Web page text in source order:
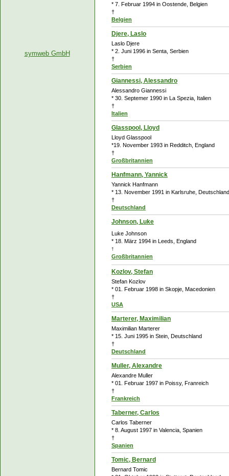
* 7. Februar 1994 in Oostende, Belgien
†
Belgien
Djere, Laslo
Laslo Djere
* 2. Juni 1996 in Senta, Serbien
†
Serbien
Giannessi, Alessandro
Alessandro Giannessi
* 30. Septemer 1990 in La Spezia, Italien
†
Italien
Glasspool, Lloyd
Lloyd Glasspool
*19. November 1993 in Redditch, England
†
Großbritannien
Hanfmann, Yannick
Yannick Hanfmann
* 13. November 1991 in Karlsruhe, Deutschland
†
Deutschland
Johnson, Luke
Luke Johnson
* 18. März 1994 in Leeds, England
†
Großbritannien
Kozlov, Stefan
Stefan Kozlov
* 01. Februar 1998 in Skopje, Macedonien
†
USA
Marterer, Maximilian
Maximilian Marterer
* 15. Juni 1995 in Stein, Deutschland
†
Deutschland
Muller, Alexandre
Alexandre Muller
* 01. Februar 1997 in Poissy, Franreich
†
Frankreich
Taberner, Carlos
Carlos Taberner
* 8. August 1997 in Valencia, Spanien
†
Spanien
Tomic, Bernard
Bernard Tomic
symweb GmbH